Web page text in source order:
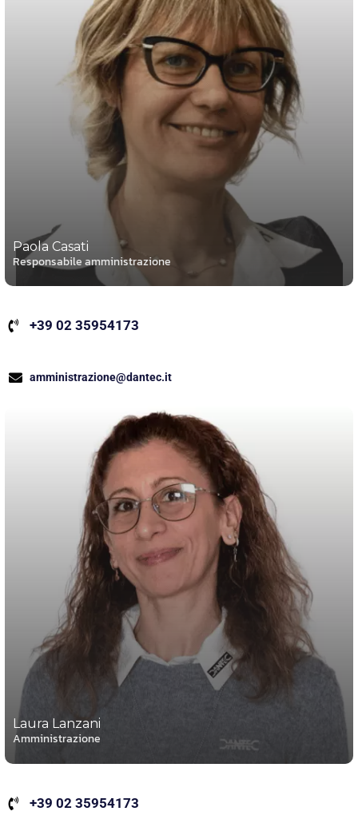
Paola Casati
Responsabile amministrazione
+39 02 35954173
amministrazione@dantec.it
Laura Lanzani
Amministrazione
+39 02 35954173